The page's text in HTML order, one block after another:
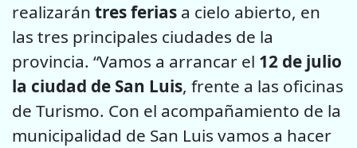
realizarán tres ferias a cielo abierto, en
las tres principales ciudades de la
provincia. “Vamos a arrancar el 12 de julio
la ciudad de San Luis, frente a las oficinas
de Turismo. Con el acompañamiento de la
municipalidad de San Luis vamos a hacer